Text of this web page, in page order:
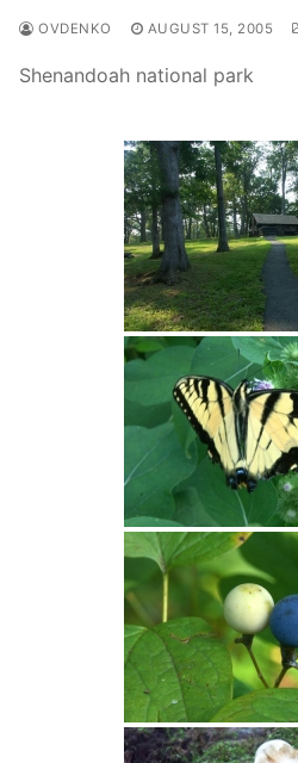
OVDENKO AUGUST 15, 2005
Shenandoah national park